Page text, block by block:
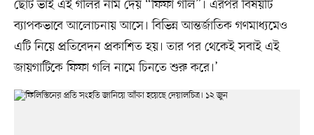
ছোট ভাই এই গলির নাম দেয় “ফিফা গলি”। এরপর বিষয়টি
ব্যাপকভাবে আলোচনায় আসে। বিভিন্ন আন্তর্জাতিক গণমাধ্যমেও
এটি নিয়ে প্রতিবেদন প্রকাশিত হয়। তার পর থেকেই সবাই এই
জায়গাটিকে ফিফা গলি নামে চিনতে শুরু করে।’